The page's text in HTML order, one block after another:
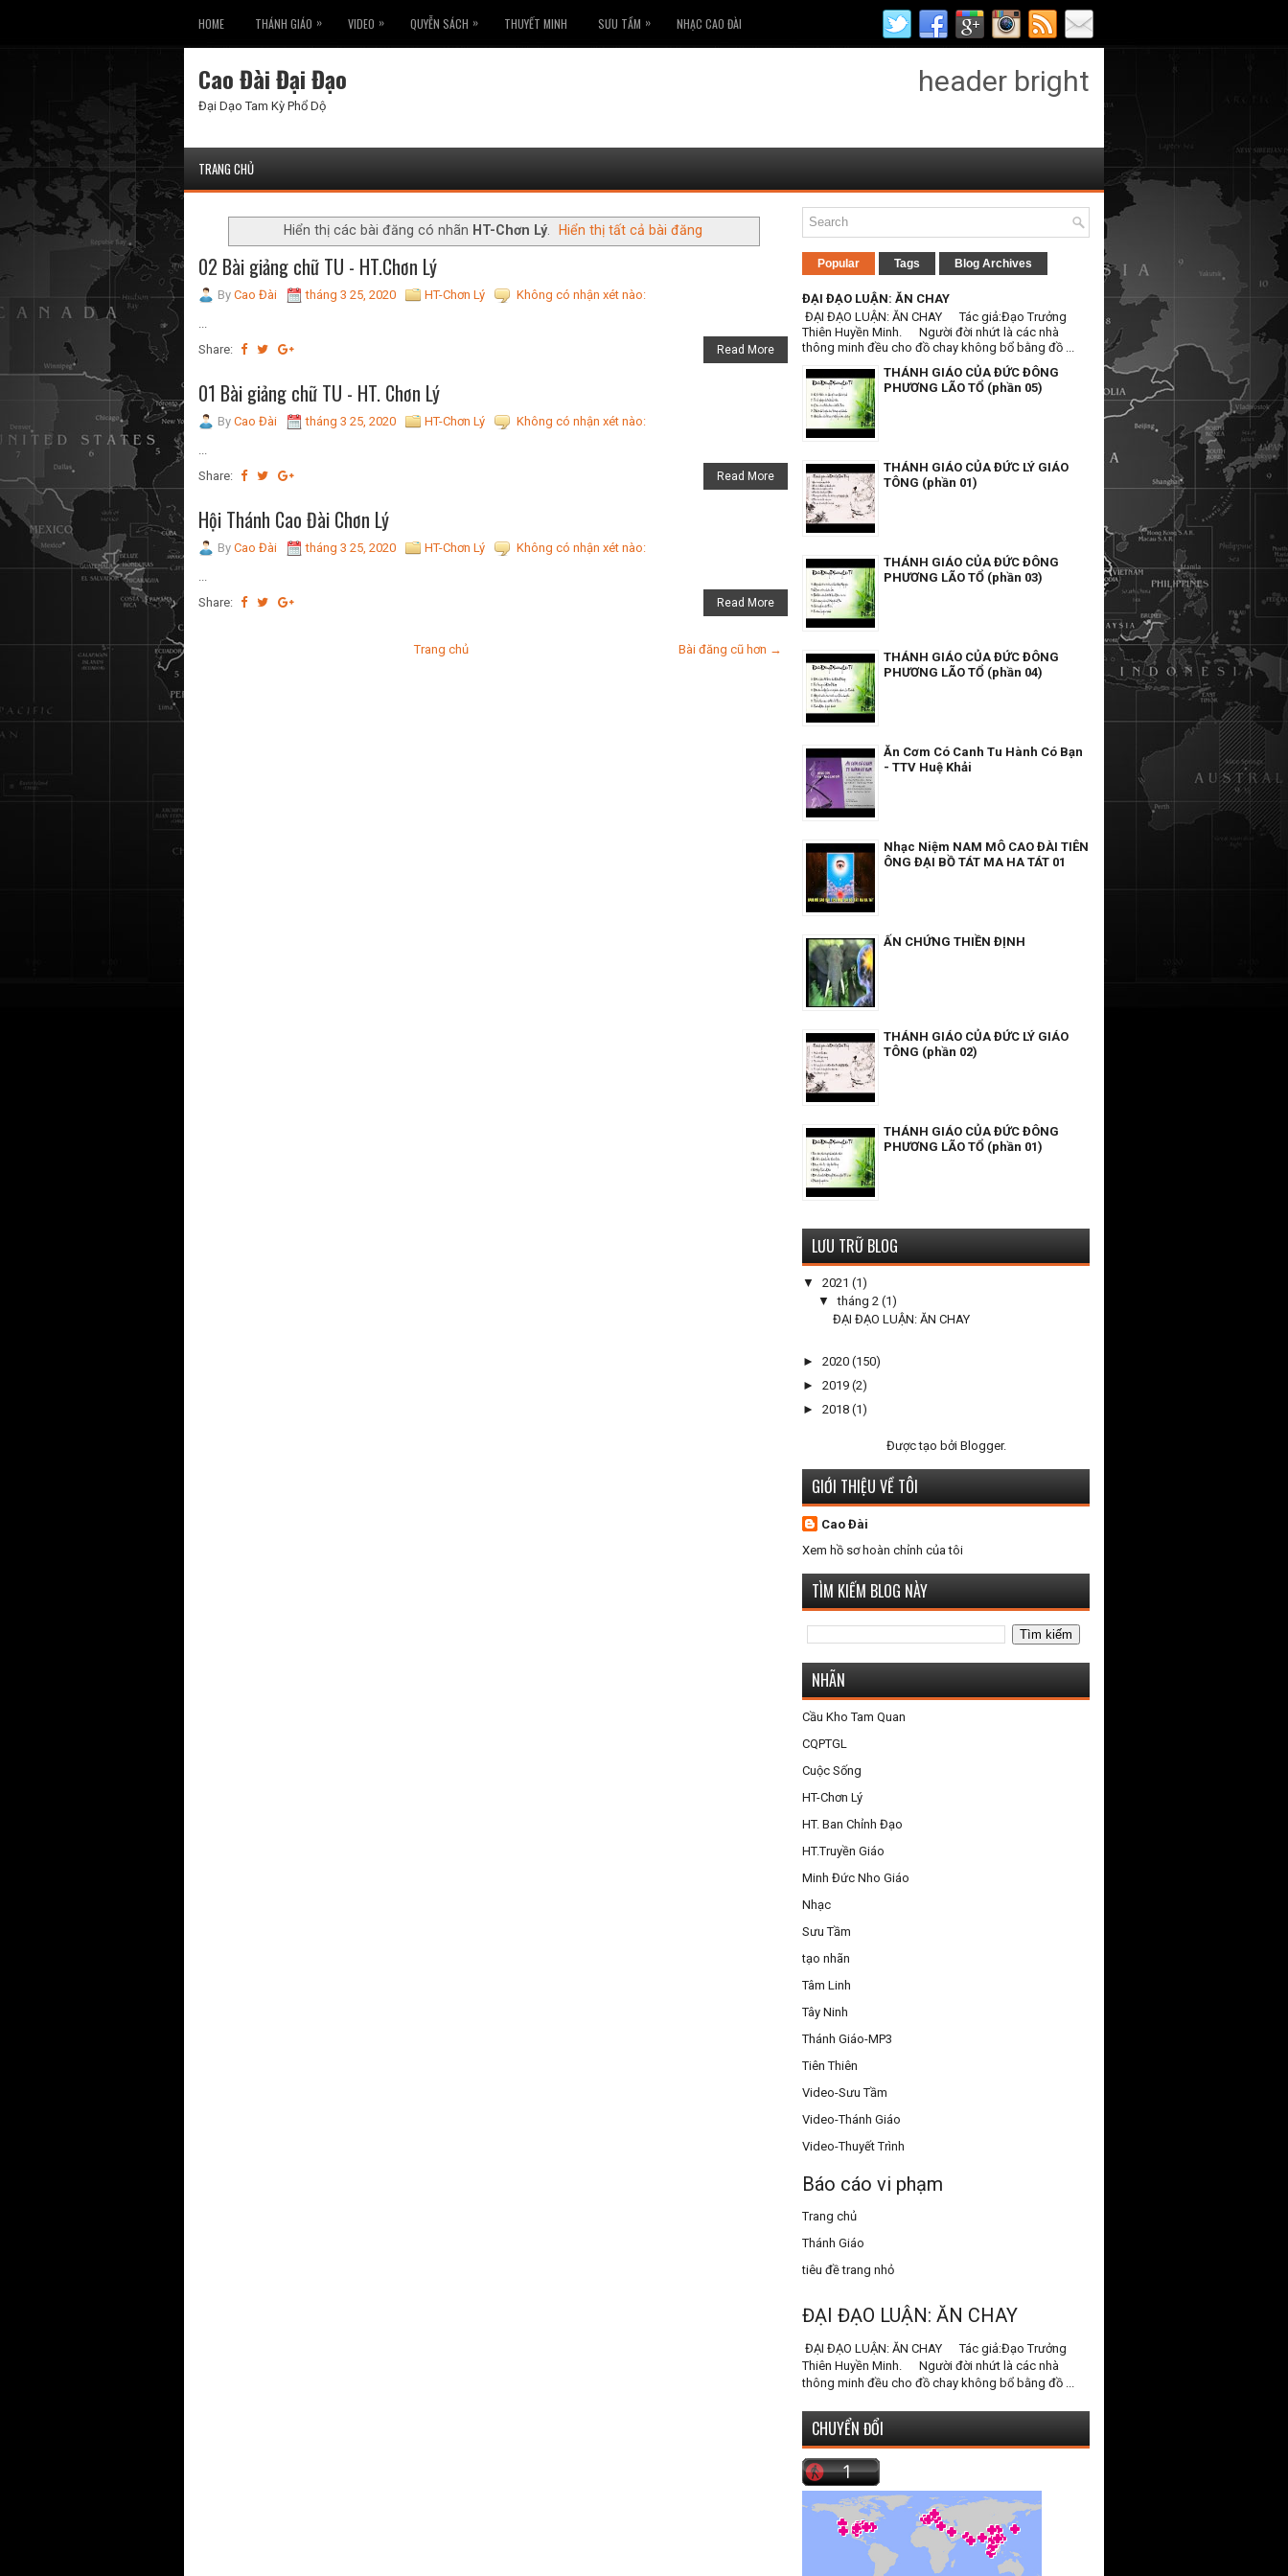
HOME THÁNH GIÁO » VIDEO » QUYỄN SÁCH » THUYẾT MINH SƯU TẦM » NHẠC CAO ĐÀI
Cao Đài Đại Đạo
Đại Dạo Tam Kỳ Phổ Dộ
header bright
TRANG CHỦ
Hiển thị các bài đăng có nhãn HT-Chơn Lý. Hiển thị tất cả bài đăng
02 Bài giảng chữ TU - HT.Chơn Lý
By Cao Đài tháng 3 25, 2020 HT-Chơn Lý
Không có nhận xét nào:
Share:
Read More
01 Bài giảng chữ TU - HT. Chơn Lý
By Cao Đài tháng 3 25, 2020 HT-Chơn Lý
Không có nhận xét nào:
Share:
Read More
Hội Thánh Cao Đài Chơn Lý
By Cao Đài tháng 3 25, 2020 HT-Chơn Lý
Không có nhận xét nào:
Share:
Read More
Bài đăng cũ hơn →
Trang chủ
Popular Tags Blog Archives
ĐẠI ĐẠO LUẬN: ĂN CHAY
ĐẠI ĐẠO LUẬN: ĂN CHAY Tác giả:Đạo Trưởng
Thiên Huyền Minh. Người đời nhứt là các nhà
thông minh đều cho đồ chay không bổ bằng đồ ...
THÁNH GIÁO CỦA ĐỨC ĐÔNG
PHƯƠNG LÃO TỔ (phần 05)
THÁNH GIÁO CỦA ĐỨC LÝ GIÁO
TÔNG (phần 01)
THÁNH GIÁO CỦA ĐỨC ĐÔNG
PHƯƠNG LÃO TỔ (phần 03)
THÁNH GIÁO CỦA ĐỨC ĐÔNG
PHƯƠNG LÃO TỔ (phần 04)
Ăn Cơm Có Canh Tu Hành Có Bạn
- TTV Huệ Khải
Nhạc Niệm NAM MÔ CAO ĐÀI TIÊN
ÔNG ĐẠI BỒ TÁT MA HA TÁT 01
ẤN CHỨNG THIỀN ĐỊNH
THÁNH GIÁO CỦA ĐỨC LÝ GIÁO
TÔNG (phần 02)
THÁNH GIÁO CỦA ĐỨC ĐÔNG
PHƯƠNG LÃO TỔ (phần 01)
LƯU TRỮ BLOG
▼ 2021 (1)
▼tháng 2 (1)
ĐẠI ĐẠO LUẬN: ĂN CHAY
► 2020 (150)
► 2019 (2)
► 2018 (1)
Được tạo bởi Blogger.
GIỚI THIỆU VỀ TÔI
Cao Đài
Xem hồ sơ hoàn chỉnh của tôi
TÌM KIẾM BLOG NÀY
NHÃN
Cầu Kho Tam Quan
CQPTGL
Cuộc Sống
HT-Chơn Lý
HT. Ban Chỉnh Đạo
HT.Truyền Giáo
Minh Đức Nho Giáo
Nhạc
Sưu Tầm
tạo nhãn
Tâm Linh
Tây Ninh
Thánh Giáo-MP3
Tiên Thiên
Video-Sưu Tầm
Video-Thánh Giáo
Video-Thuyết Trình
Báo cáo vi phạm
Trang chủ
Thánh Giáo
tiêu đề trang nhỏ
ĐẠI ĐẠO LUẬN: ĂN CHAY
ĐẠI ĐẠO LUẬN: ĂN CHAY Tác giả:Đạo Trưởng
Thiên Huyền Minh. Người đời nhứt là các nhà
thông minh đều cho đồ chay không bổ bằng đồ ...
CHUYỂN ĐỔI